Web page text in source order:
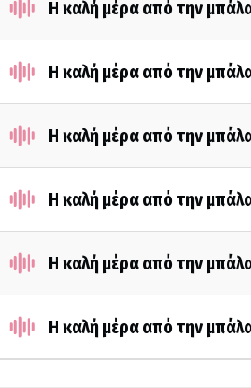
Η καλή μέρα από την
Η καλή μέρα από την
Η καλή μέρα από την
Η καλή μέρα από την
Η καλή μέρα από την
Η καλή μέρα από την